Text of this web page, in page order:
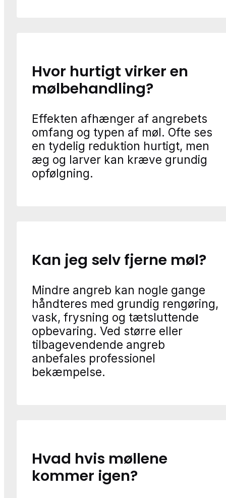
Hvor hurtigt virker en
mølbehandling?
Effekten afhænger af angrebets
omfang og typen af møl. Ofte ses
en tydelig reduktion hurtigt, men
æg og larver kan kræve grundig
opfølgning.
Kan jeg selv fjerne møl?
Mindre angreb kan nogle gange
håndteres med grundig rengøring,
vask, frysning og tætsluttende
opbevaring. Ved større eller
tilbagevendende angreb
anbefales professionel
bekæmpelse.
Hvad hvis møllene
kommer igen?